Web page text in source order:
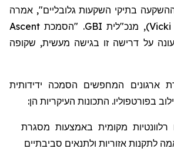
בתיקי השקעות גלובליים", אמרה
Vicki
), מנכ"לית GBI. "הסמכת Ascent
עונה על דרישה זו בגישה מעשית, שקופה
ארגונים המחפשים הסמכה ידידותית
בפורטפוליו. התכונות העיקריות הן:
רלוונטיות מקומית באמצעות מסגרת
לתקנות אזוריות ולתנאים סביבתיים